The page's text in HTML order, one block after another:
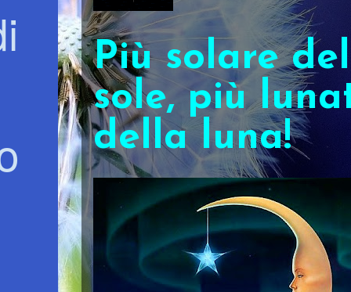
Più solare del
sole, più
della luna!